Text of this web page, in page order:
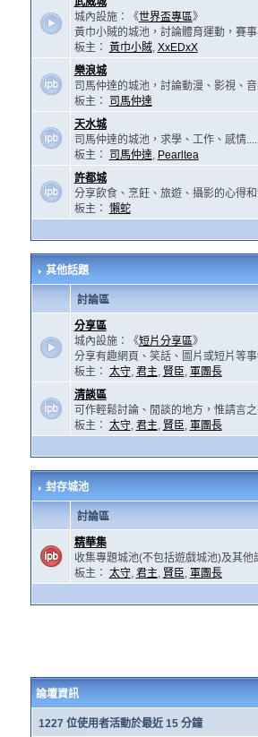
城內設施：《世界盃專區》
黃巾小賊的城池，討論體育運動，賽事
板主： 黃巾小賊, XxEDxX
樂浪城
司馬仲達的城池，討論動漫、影視、音
板主：
司馬仲達
天水城
司馬仲達的城池，求學、工作、感情
板主：
司馬仲達, Pearltea
許都城
分享飲食、烹飪、旅遊、攝影的心得和
板主： 懶蛇
其他話題
討論區
分享區
城內設施：《短片分享區》
分享有趣網頁、笑話、圖片或短片等事
板主： 太守, 君主, 賢臣, 軍團長
清談區
可作輕鬆討論、閒談的地方，惟請言之
板主： 太守, 君主, 賢臣, 軍團長
封存城池
討論區
精華集
收集專題城池(不包括遊戲城池)及其
板主： 太守, 君主, 賢臣, 軍團長
論壇資訊
1227 位使用者活動於最近 15 分鐘